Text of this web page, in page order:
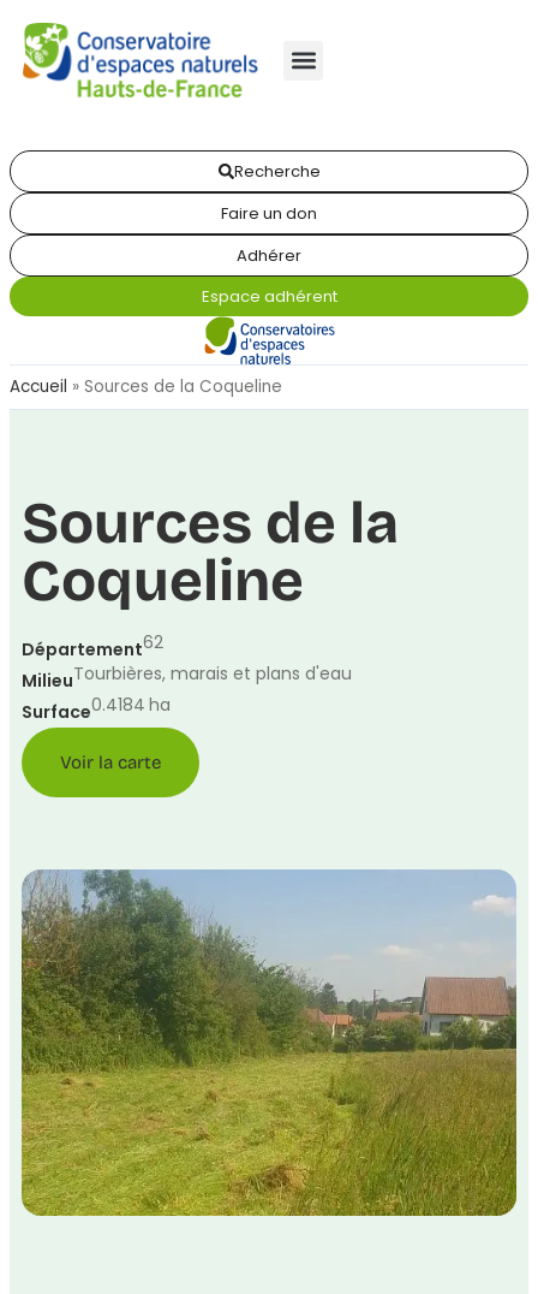
Recherche
Faire un don
Adhérer
Espace adhérent
Accueil » Sources de la Coqueline
Sources de la
Coqueline
Département62
MilieuTourbières, marais et plans d'eau
Surface0.4184 ha
Voir la carte